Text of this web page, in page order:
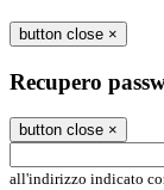
button close ×
Recupero
button close ×
all'indirizzo indicato